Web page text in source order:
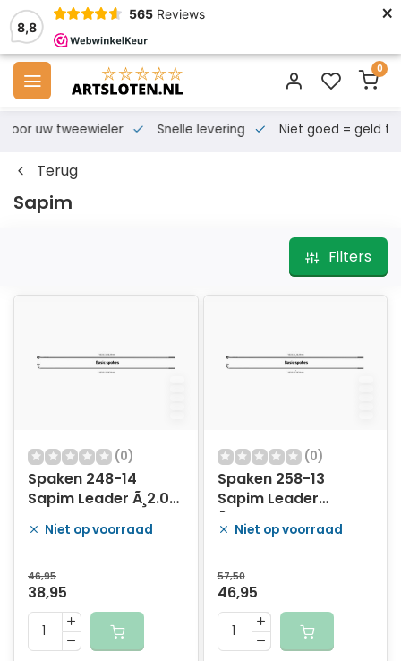
8,8
565 Reviews ×
0
voor uw tweewieler Snelle levering Niet goed = geld
Terug
Sapim
Filters
(0)
Spaken 248-14
Sapim Leader Ã¸2.00
mm FG 2,3 - RVS
(100 stuks)
Niet op voorraad
46,95
38,95
(0)
Spaken 258-13
Sapim Leader
Ã¸2.33mm FG 2,6 -
RVS (100 stuks)
Niet op voorraad
57,50
46,95